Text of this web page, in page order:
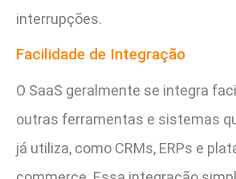
interrupções.
Facilidade de Integração
O SaaS geralmente se integra
outras ferramentas e sistemas
já utiliza, como CRMs, ERPs e